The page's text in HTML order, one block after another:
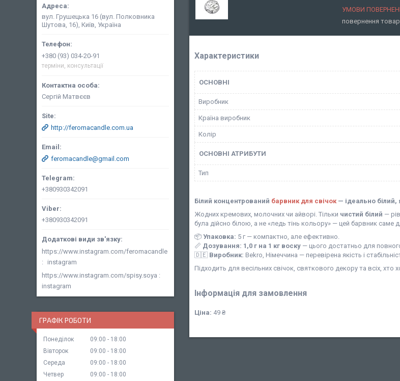
повернення
Характеристики
ОСНОВНІ
Виробник
Країна виробник
Колір
ОСНОВНІ АТРИБУТИ
Тип
Білий концентрований барвник для свічок — ідеально білий,
Жодних кремових, молочних чи айворі. Тільки чистий білий —
була дійсно білою, а не «ледь тінь кольору» — цей барвник саме
📦 Упаковка: 5 г — компактно, але ефективно.
📏 Дозування: 1,0 г на 1 кг воску — цього достатньо для
🇩🇪 Виробник: Bekro, Німеччина — перевірена якість і
Підходить для весільних свічок, святкового декору та всіх, хто
Інформація для замовлення
Ціна: 49 ₴
вул. Грушецька 16 (вул. Полковника
Шутова, 16), Київ, Україна
+380 (93) 034-20-91
терміни, консультації
Сергій Матвєєв
http://feromacandle.com.ua
feromacandle@gmail.com
+380930342091
+380930342091
https://www.instagram.com/feromacandle
instagram
https://www.instagram.com/spisy.soya
instagram
ГРАФІК РОБОТИ
Понеділок 09:00
18:00
Вівторок
09:00
18:00
Середа
09:00
18:00
Четвер
09:00 18:00